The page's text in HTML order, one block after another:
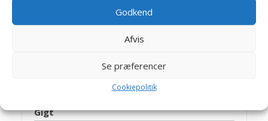
Godkend
Afvis
Se præferencer
Cookiepolitik
Gigt